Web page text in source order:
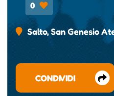
0
Salto, San Genesio
CONDIVIDI